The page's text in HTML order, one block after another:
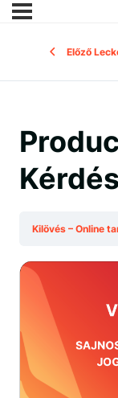
Előző
Kilövés – Online